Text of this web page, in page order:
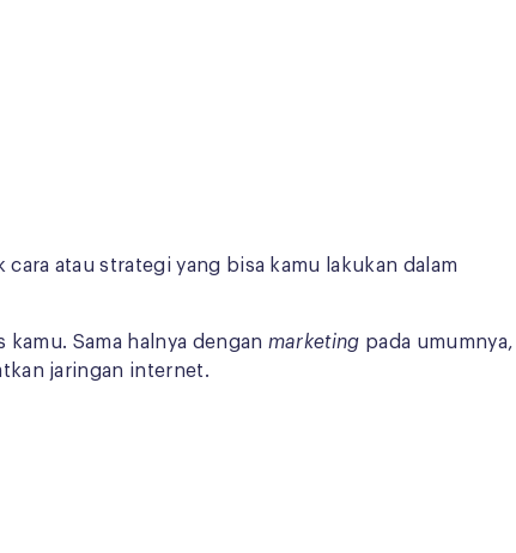
atau strategi yang bisa kamu lakukan dalam
Sama halnya dengan marketing pada umumnya,
jaringan internet.